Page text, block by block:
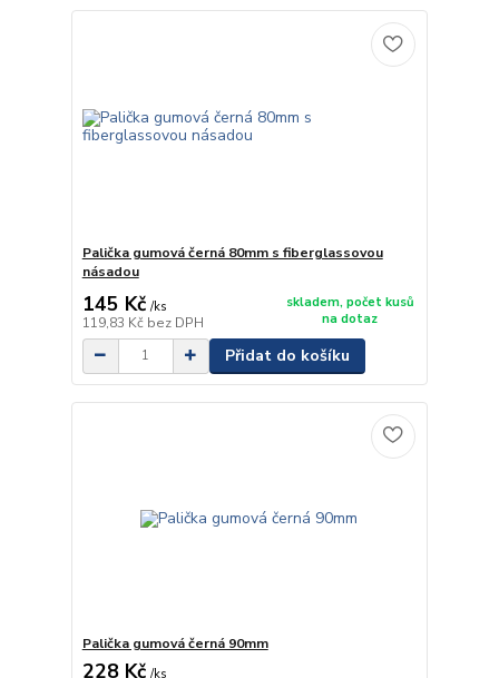
Palička gumová černá 80mm s fiberglassovou
násadou
145 Kč /ks
119,83 Kč bez DPH
skladem, počet kusů
na dotaz
Přidat do košíku
Palička gumová černá 90mm
228 Kč /ks